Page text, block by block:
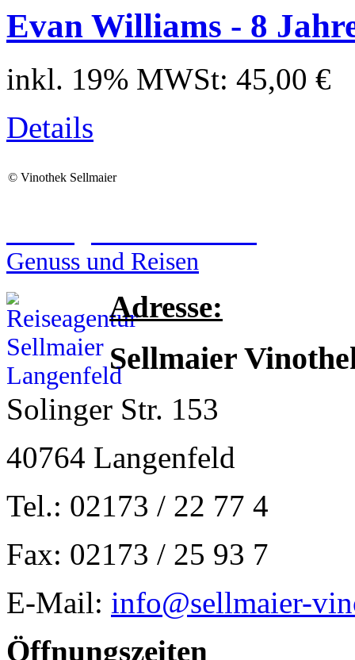
Evan Williams - 8
inkl. 19% MWSt: 45,00 €
Details
© Vinothek Sellmaier
Genuss und Reisen
Adresse:
Sellmaier
Solinger Str. 153
40764 Langenfeld
Tel.: 02173 / 22 77 4
Fax: 02173 / 25 93 7
E-Mail: info@sellmaier-
Öffnungszeiten